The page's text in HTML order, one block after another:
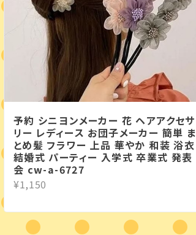
予約 シニヨンメーカー 花 ヘアアクセサ
リー レディース お団子メーカー 簡単 ま
とめ髪 フラワー 上品 華やか 和装 浴衣
結婚式 パーティー 入学式 卒業式 発表
会 cw-a-6727
¥1,150